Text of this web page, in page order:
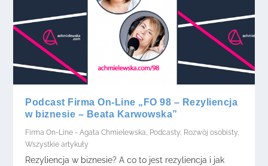
Podcast Firma On-Line „FO 98 – Rezyliencja
w biznesie – Beata Karwowska”
Firma On-Line - Agata Chmielewska, Podcasty, Rozwój osobisty,
Wszystkie artykuły
Rezyliencja w biznesie? A co to jest rezyliencja i jak